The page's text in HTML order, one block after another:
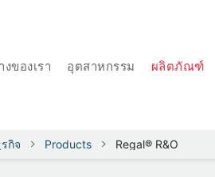
ของเรา อุตสาหกรรม ผลิตภัณฑ์
กิจ Products Regal® R&O